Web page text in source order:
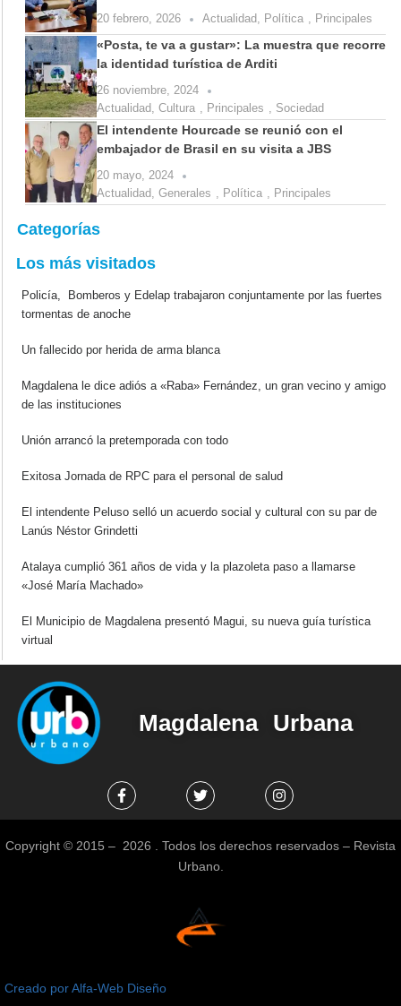
20 febrero, 2026 Actualidad, Política , Principales
«Posta, te va a gustar»: La muestra que recorre
la identidad turística de Arditi
26 noviembre, 2024
Actualidad, Cultura , Principales , Sociedad
El intendente Hourcade se reunió con el
embajador de Brasil en su visita a JBS
20 mayo, 2024
Actualidad, Generales , Política , Principales
Categorías
Los más visitados
Policía, Bomberos y Edelap trabajaron conjuntamente por las fuertes
tormentas de anoche
Un fallecido por herida de arma blanca
Magdalena le dice adiós a «Raba» Fernández, un gran vecino y amigo
de las instituciones
Unión arrancó la pretemporada con todo
Exitosa Jornada de RPC para el personal de salud
El intendente Peluso selló un acuerdo social y cultural con su par de
Lanús Néstor Grindetti
Atalaya cumplió 361 años de vida y la plazoleta paso a llamarse
«José María Machado»
El Municipio de Magdalena presentó Magui, su nueva guía turística
virtual
Magdalena Urbana
Copyright © 2015 – 2026 . Todos los derechos reservados – Revista
Urbano.
Creado por Alfa-Web Diseño